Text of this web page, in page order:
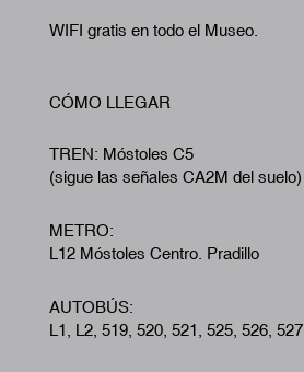
WIFI gratis en todo el Museo.
CÓMO LLEGAR
TREN: Móstoles C5
(sigue las señales CA2M del suelo)
METRO:
L12 Móstoles Centro. Pradillo
AUTOBÚS:
L1, L2, 519, 520, 521, 525, 526, 527